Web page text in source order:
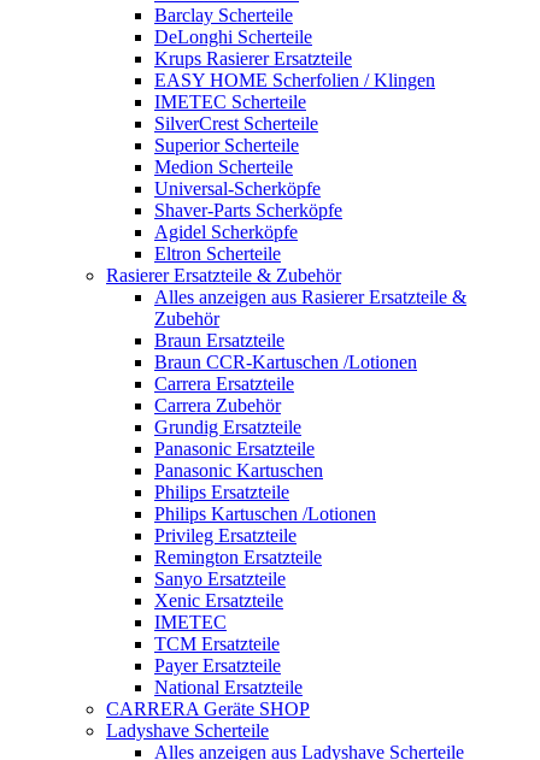
Barclay Scherteile
DeLonghi Scherteile
Krups Rasierer Ersatzteile
EASY HOME Scherfolien / Klingen
IMETEC Scherteile
SilverCrest Scherteile
Superior Scherteile
Medion Scherteile
Universal-Scherköpfe
Shaver-Parts Scherköpfe
Agidel Scherköpfe
Eltron Scherteile
Rasierer Ersatzteile & Zubehör
Alles anzeigen aus Rasierer Ersatzteile &
Zubehör
Braun Ersatzteile
Braun CCR-Kartuschen /Lotionen
Carrera Ersatzteile
Carrera Zubehör
Grundig Ersatzteile
Panasonic Ersatzteile
Panasonic Kartuschen
Philips Ersatzteile
Philips Kartuschen /Lotionen
Privileg Ersatzteile
Remington Ersatzteile
Sanyo Ersatzteile
Xenic Ersatzteile
IMETEC
TCM Ersatzteile
Payer Ersatzteile
National Ersatzteile
CARRERA Geräte SHOP
Ladyshave Scherteile
Alles anzeigen aus Ladyshave Scherteile